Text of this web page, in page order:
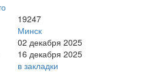
19247
Минск
02 декабря 2025
16 декабря 2025
в закладки